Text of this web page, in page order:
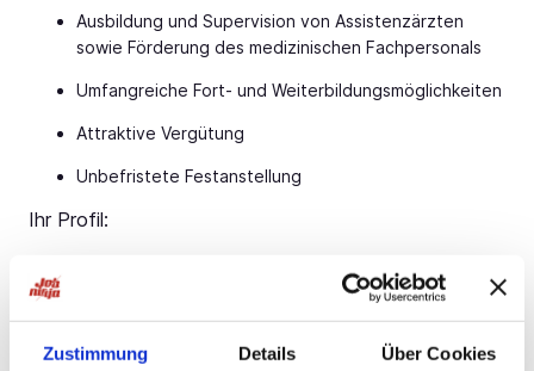
Zustimmung Details Über Cookies
Ausbildung und Supervision von Assistenzärzten
sowie Förderung des medizinischen Fachpersonals
Umfangreiche Fort- und Weiterbildungsmöglichkeiten
Attraktive Vergütung
Unbefristete Festanstellung
Ihr Profil:
chronisch kranker Patienten